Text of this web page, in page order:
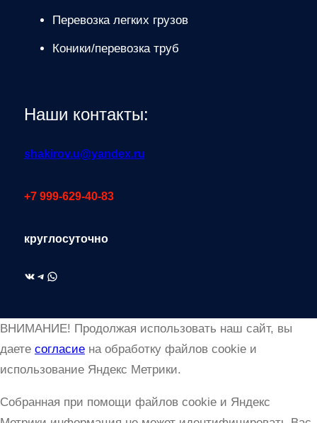
Перевозка легких грузов
Коники/перевозка труб
Наши контакты:
shakirov.u@yandex.ru
+7 999-629-40-83
круглосуточно
ВКонтакте Telegram WhatsApp
ВНИМАНИЕ! Продолжая использовать наш сайт, вы
даете согласие на обработку файлов cookie и
использование Яндекс Метрики.
Собранная при помощи файлов cookie и Яндекс